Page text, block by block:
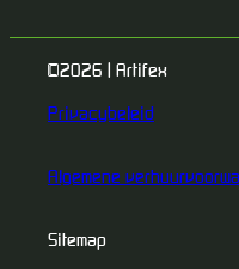
©2026 | Artifex
Privacybeleid
Algemene
Sitemap